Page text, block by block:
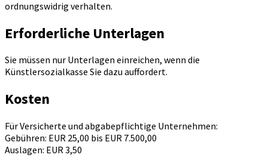
ordnungswidrig verhalten.
Erforderliche Unterlagen
Sie müssen nur Unterlagen einreichen, wenn die
Künstlersozialkasse Sie dazu auffordert.
Kosten
Für Versicherte und abgabepflichtige Unternehmen:
Gebühren: EUR 25,00 bis EUR 7.500,00
Auslagen: EUR 3,50